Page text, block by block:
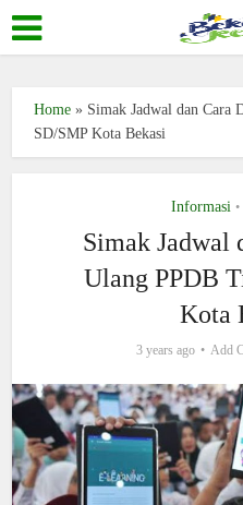
Home » Simak Jadwal dan Cara
SD/SMP Kota Bekasi
Informasi •
Simak Jadwal
Ulang PPDB
Kota
3 years ago Add